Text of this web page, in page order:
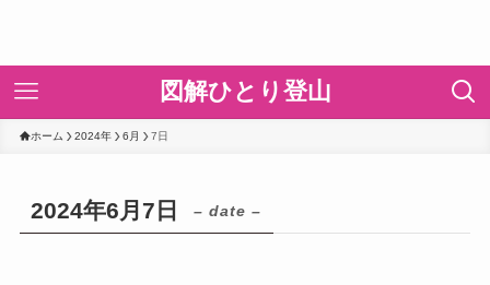
図解ひとり登山
ホーム 2024年 6月 7日
2024年6月7日 – date –